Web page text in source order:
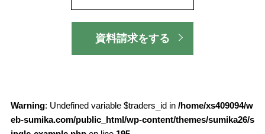
資料請求をする
Warning: Undefined variable $traders_id in /home/xs409094/w
eb-sumika.com/public_html/wp-content/themes/sumika26/s